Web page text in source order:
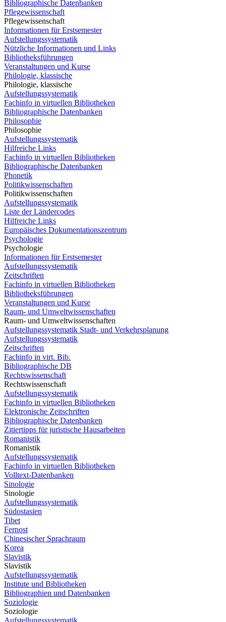
Bibliographische Datenbanken
Pflegewissenschaft
Pflegewissenschaft
Informationen für Erstsemester
Aufstellungssystematik
Nützliche Informationen und Links
Bibliotheksführungen
Veranstaltungen und Kurse
Philologie, klassische
Philologie, klassische
Aufstellungssystematik
Fachinfo in virtuellen Bibliotheken
Bibliographische Datenbanken
Philosophie
Philosophie
Aufstellungssystematik
Hilfreiche Links
Fachinfo in virtuellen Bibliotheken
Bibliographische Datenbanken
Phonetik
Politikwissenschaften
Politikwissenschaften
Aufstellungssystematik
Liste der Ländercodes
Hilfreiche Links
Europäisches Dokumentationszentrum
Psychologie
Psychologie
Informationen für Erstsemester
Aufstellungssystematik
Zeitschriften
Fachinfo in virtuellen Bibliotheken
Bibliotheksführungen
Veranstaltungen und Kurse
Raum- und Umweltwissenschaften
Raum- und Umweltwissenschaften
Aufstellungssystematik Stadt- und Verkehrsplanung
Aufstellungssystematik
Zeitschriften
Fachinfo in virt. Bib.
Bibliographische DB
Rechtswissenschaft
Rechtswissenschaft
Aufstellungssystematik
Fachinfo in virtuellen Bibliotheken
Elektronische Zeitschriften
Bibliographische Datenbanken
Zitiertipps für juristische Hausarbeiten
Romanistik
Romanistik
Aufstellungssystematik
Fachinfo in virtuellen Bibliotheken
Volltext-Datenbanken
Sinologie
Sinologie
Aufstellungssystematik
Südostasien
Tibet
Fernost
Chinesischer Sprachraum
Korea
Slavistik
Slavistik
Aufstellungssystematik
Institute und Bibliotheken
Bibliographien und Datenbanken
Soziologie
Soziologie
Aufstellungssystematik